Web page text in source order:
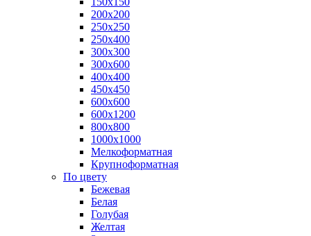
200х200
250х250
250х400
300х300
300х600
400х400
450х450
600х600
600х1200
800х800
1000х1000
Мелкоформатная
Крупноформатная
По цвету
Бежевая
Белая
Голубая
Желтая